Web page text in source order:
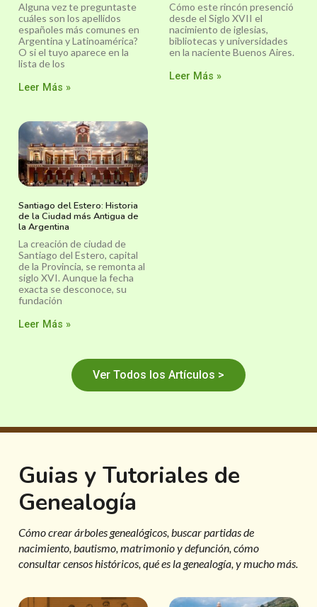
Alguna vez te preguntaste
cuáles son los apellidos
españoles más comunes en
Argentina y Latinoamérica?
O si el tuyo aparece en la
lista de los
Leer Más »
Cómo este rincón presenció
desde el Siglo XVII el
nacimiento de iglesias,
bibliotecas y universidades
en la naciente Buenos Aires.
Leer Más »
Santiago del Estero: Historia
de la Ciudad más Antigua de
la Argentina
La creación de ciudad de
Santiago del Estero, capital
de la Provincia, se remonta al
siglo XVI. Aunque la fecha
exacta se desconoce, su
fundación
Leer Más »
Ver Todos los Artículos >
Guias y Tutoriales de
Genealogía
Cómo crear árboles genealógicos, buscar partidas de
nacimiento, bautismo, matrimonio y defunción, cómo
consultar censos históricos, qué es la genealogía, y mucho más.